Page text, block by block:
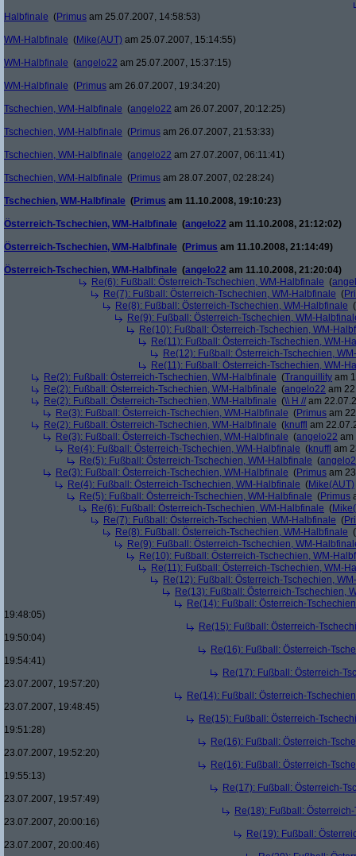
Halbfinale (Primus am 25.07.2007, 14:58:53)
WM-Halbfinale (Mike(AUT) am 25.07.2007, 15:14:55)
WM-Halbfinale (angelo22 am 25.07.2007, 15:37:15)
WM-Halbfinale (Primus am 26.07.2007, 19:34:20)
Tschechien, WM-Halbfinale (angelo22 am 26.07.2007, 20:12:25)
Tschechien, WM-Halbfinale (Primus am 26.07.2007, 21:53:33)
Tschechien, WM-Halbfinale (angelo22 am 27.07.2007, 06:11:41)
Tschechien, WM-Halbfinale (Primus am 28.07.2007, 02:28:24)
Tschechien, WM-Halbfinale (Primus am 11.10.2008, 19:10:23)
Österreich-Tschechien, WM-Halbfinale (angelo22 am 11.10.2008, 21:12:02)
Österreich-Tschechien, WM-Halbfinale (Primus am 11.10.2008, 21:14:49)
Österreich-Tschechien, WM-Halbfinale (angelo22 am 11.10.2008, 21:20:04)
Re(6): Fußball: Österreich-Tschechien, WM-Halbfinale (
Re(7): Fußball: Österreich-Tschechien, WM-Halbfinale (
Re(8): Fußball: Österreich-Tschechien, WM-Halbfinale (
Re(9): Fußball: Österreich-Tschechien, WM-
Re(10): Fußball: Österreich-Tschechien, WM-
Re(11): Fußball: Österreich-Tschechien, WM-
Re(12): Fußball: Österreich-Tschechien,
Re(11): Fußball: Österreich-Tschechien, WM-
Re(2): Fußball: Österreich-Tschechien, WM-Halbfinale (Tranquillity am
Re(2): Fußball: Österreich-Tschechien, WM-Halbfinale (angelo22 am
Re(2): Fußball: Österreich-Tschechien, WM-Halbfinale (\\ H // am
Re(3): Fußball: Österreich-Tschechien, WM-Halbfinale (Primus am
Re(2): Fußball: Österreich-Tschechien, WM-Halbfinale (knuffl am
Re(3): Fußball: Österreich-Tschechien, WM-Halbfinale (angelo22 am
Re(4): Fußball: Österreich-Tschechien, WM-Halbfinale (knuffl am
Re(5): Fußball: Österreich-Tschechien, WM-Halbfinale (
Re(3): Fußball: Österreich-Tschechien, WM-Halbfinale (Primus am
Re(4): Fußball: Österreich-Tschechien, WM-Halbfinale (Mike(AUT)
Re(5): Fußball: Österreich-Tschechien, WM-Halbfinale (Primus
Re(6): Fußball: Österreich-Tschechien, WM-Halbfinale (
Re(7): Fußball: Österreich-Tschechien, WM-Halbfinale (
Re(8): Fußball: Österreich-Tschechien, WM-Halbfinale (
Re(9): Fußball: Österreich-Tschechien, WM-
Re(10): Fußball: Österreich-Tschechien, WM-
Re(11): Fußball: Österreich-Tschechien, WM-
Re(12): Fußball: Österreich-Tschechien,
Re(13): Fußball: Österreich-Tschechien,
Re(14): Fußball: Österreich-
19:48:05)
Re(15): Fußball: Österreich-
19:50:04)
Re(16): Fußball: Österreich-
19:54:41)
Re(17): Fußball: Österreich-
23.07.2007, 19:57:20)
Re(14): Fußball: Österreich-
23.07.2007, 19:48:45)
Re(15): Fußball: Österreich-
19:51:28)
Re(16): Fußball: Österreich-
23.07.2007, 19:52:20)
Re(16): Fußball: Österreich-
19:55:13)
Re(17): Fußball: Österreich-
23.07.2007, 19:57:49)
Re(18): Fußball:
23.07.2007, 20:00:16)
Re(19): Fußball:
23.07.2007, 20:00:46)